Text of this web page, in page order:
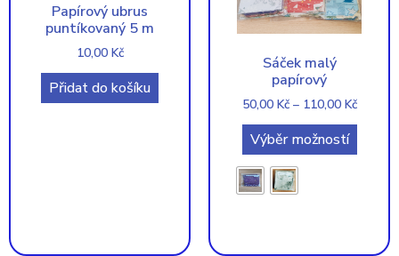
Papírový ubrus
puntíkovaný 5 m
10,00 Kč
Přidat do košíku
Sáček malý
papírový
50,00 Kč– 110,00 Kč
Výběr možností